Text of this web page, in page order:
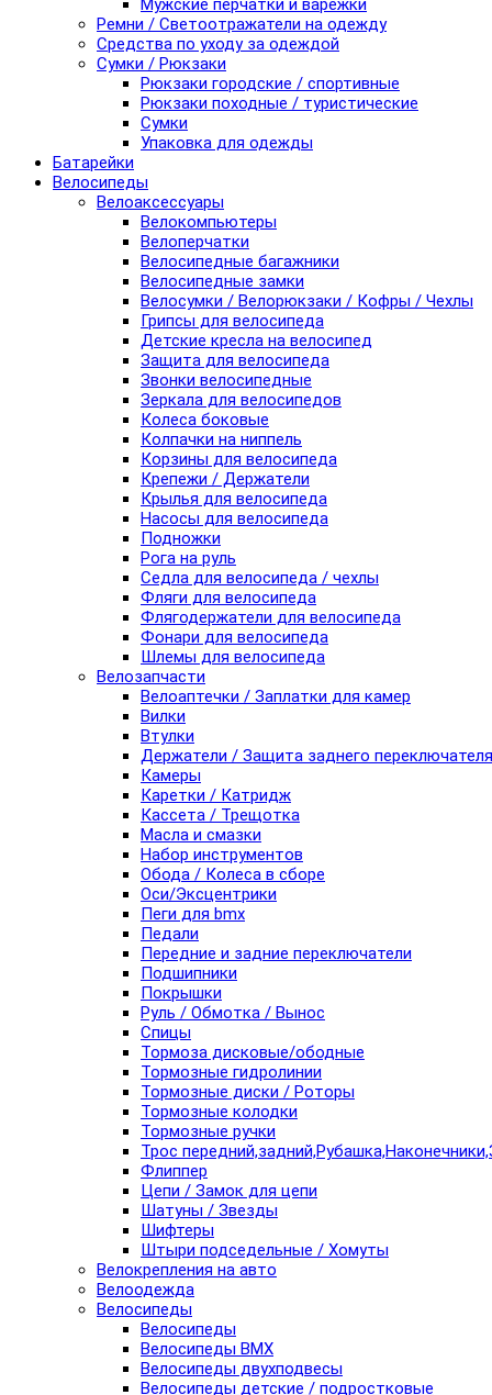
Мужские перчатки и варежки
Ремни / Светоотражатели на одежду
Средства по уходу за одеждой
Сумки / Рюкзаки
Рюкзаки городские / спортивные
Рюкзаки походные / туристические
Сумки
Упаковка для одежды
Батарейки
Велосипеды
Велоаксессуары
Велокомпьютеры
Велоперчатки
Велосипедные багажники
Велосипедные замки
Велосумки / Велорюкзаки / Кофры / Чехлы
Грипсы для велосипеда
Детские кресла на велосипед
Защита для велосипеда
Звонки велосипедные
Зеркала для велосипедов
Колеса боковые
Колпачки на ниппель
Корзины для велосипеда
Крепежи / Держатели
Крылья для велосипеда
Насосы для велосипеда
Подножки
Рога на руль
Седла для велосипеда / чехлы
Фляги для велосипеда
Флягодержатели для велосипеда
Фонари для велосипеда
Шлемы для велосипеда
Велозапчасти
Велоаптечки / Заплатки для камер
Вилки
Втулки
Держатели / Защита заднего переключателя
Камеры
Каретки / Катридж
Кассета / Трещотка
Масла и смазки
Набор инструментов
Обода / Колеса в сборе
Оси/Эксцентрики
Пеги для bmx
Педали
Передние и задние переключатели
Подшипники
Покрышки
Руль / Обмотка / Вынос
Спицы
Тормоза дисковые/ободные
Тормозные гидролинии
Тормозные диски / Роторы
Тормозные колодки
Тормозные ручки
Трос
Флиппер
Цепи / Замок для цепи
Шатуны / Звезды
Шифтеры
Штыри подседельные / Хомуты
Велокрепления на авто
Велоодежда
Велосипеды
Велосипеды
Велосипеды BMX
Велосипеды двухподвесы
Велосипеды детские / подростковые